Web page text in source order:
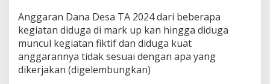
Anggaran Dana Desa TA 2024 dari beberapa
kegiatan diduga di mark up kan hingga diduga
muncul kegiatan fiktif dan diduga kuat
anggarannya tidak sesuai dengan apa yang
dikerjakan (digelembungkan)